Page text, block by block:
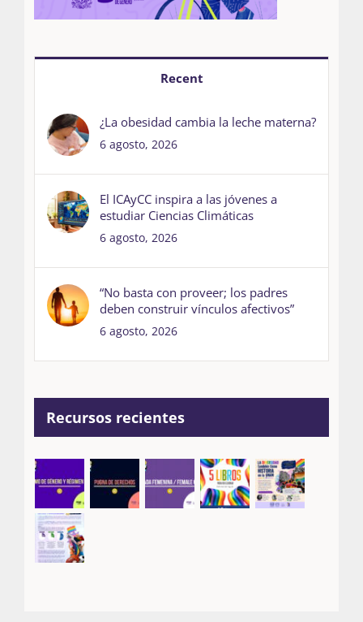
Recent
¿La obesidad cambia la leche materna?
6 agosto, 2026
El ICAyCC inspira a las jóvenes a
estudiar Ciencias Climáticas
6 agosto, 2026
“No basta con proveer; los padres
deben construir vínculos afectivos”
6 agosto, 2026
Recursos recientes